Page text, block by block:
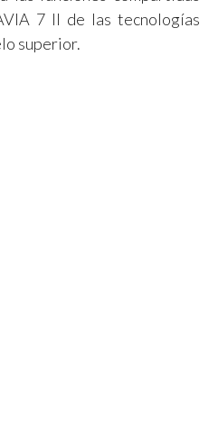
7 II de las tecnologías
superior.